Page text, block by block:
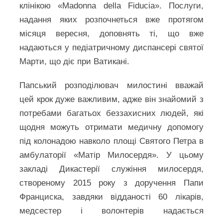
клінікою «Madonna della Fiducia». Послуги,
надання яких розпочнеться вже протягом
місяця вересня, доповнять ті, що вже
надаються у педіатричному диспансері святої
Марти, що діє при Ватикані.
Папський розподілювач милостині вважай
цей крок дуже важливим, адже він знайомий з
потребами багатьох беззахисних людей, які
щодня можуть отримати медичну допомогу
під колонадою навколо площі Святого Петра в
амбулаторії «Матір Милосердя». У цьому
закладі Дикастерії служіння милосердя,
створеному 2015 року з доручення Папи
Франциска, завдяки відданості 60 лікарів,
медсестер і волонтерів надається